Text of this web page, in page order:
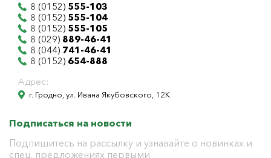
8 (0152) 555-103
8 (0152) 555-104
8 (0152) 555-105
8 (029) 889-46-41
8 (044) 741-46-41
8 (0152) 654-888
Адрес:
г. Гродно, ул. Ивана Якубовского, 12К
Подписаться на новости
Подпишитесь на рассылку и узнавайте о новинках и
спец. предложениях первыми